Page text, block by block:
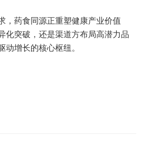
，药食同源正重塑健康产业价值
化突破，还是渠道方布局高潜力品
增长的核心枢纽。